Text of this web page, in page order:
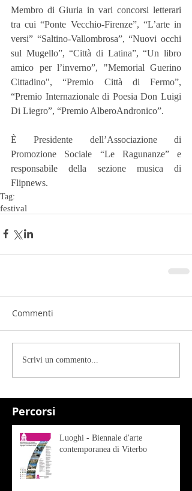
Percorsi
Membro di Giuria in vari concorsi letterari
tra cui “Ponte Vecchio-Firenze”, “L’arte in
versi” “Saltino-Vallombrosa”, “Nuovi occhi
sul Mugello”, “Città di Latina”, “Un libro
amico per l’inverno”, "Memorial Guerino
Cittadino", “Premio Città di Fermo”,
“Premio Internazionale di Poesia Don Luigi
Di Liegro”, “Premio AlberoAndronico”.
È Presidente dell’Associazione di
Promozione Sociale “Le Ragunanze” e
responsabile della sezione musica di
Flipnews.
Tag:
festival
Commenti
Scrivi un commento...
Luoghi - Biennale d'arte
contemporanea di Viterbo